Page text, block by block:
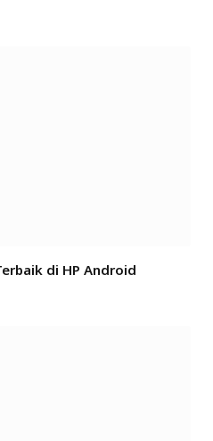
di HP Android